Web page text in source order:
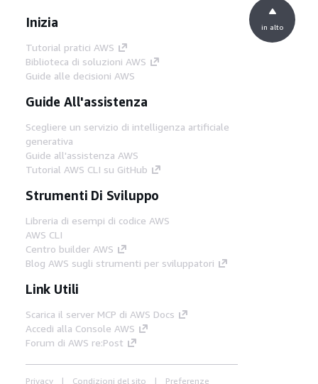
Inizia
Tutorial pratici AWS
Biblioteca di soluzioni AWS
Guide alle decisioni AWS
Guide All'assistenza
Scegliere un servizio di intelligenza artificiale
generativa
Guide all'assistenza AWS
Tutorial AWS CLI su GitHub
Strumenti Di Sviluppo
Libreria di esempi di codice AWS
AWS CLI
Centro builder AWS
Blog AWS sugli strumenti per sviluppatori
Link Utili
Scarica il server MCP di AWS Docs
Accedi alla Console AWS
Forum di AWS re:Post
Privacy Condizioni del sito Preferenze
in alto